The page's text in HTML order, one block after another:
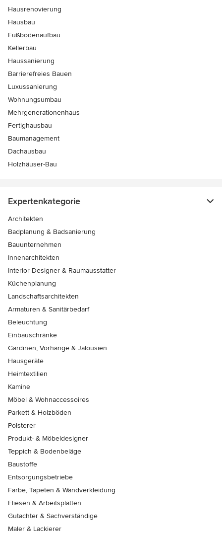
Hausrenovierung
Hausbau
Fußbodenaufbau
Kellerbau
Haussanierung
Barrierefreies Bauen
Luxussanierung
Wohnungsumbau
Mehrgenerationenhaus
Fertighausbau
Baumanagement
Dachausbau
Holzhäuser-Bau
Expertenkategorie
Architekten
Badplanung & Badsanierung
Bauunternehmen
Innenarchitekten
Interior Designer & Raumausstatter
Küchenplanung
Landschaftsarchitekten
Armaturen & Sanitärbedarf
Beleuchtung
Einbauschränke
Gardinen, Vorhänge & Jalousien
Hausgeräte
Heimtextilien
Kamine
Möbel & Wohnaccessoires
Parkett & Holzböden
Polsterer
Produkt- & Möbeldesigner
Teppich & Bodenbeläge
Baustoffe
Entsorgungsbetriebe
Farbe, Tapeten & Wandverkleidung
Fliesen & Arbeitsplatten
Gutachter & Sachverständige
Maler & Lackierer